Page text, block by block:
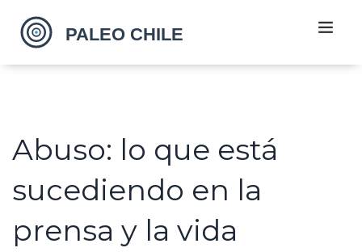
Abuso: lo que está
sucediendo en la
prensa y la vida